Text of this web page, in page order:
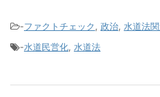
-ファクトチェック, 政治, 水道法
-水道民営化, 水道法